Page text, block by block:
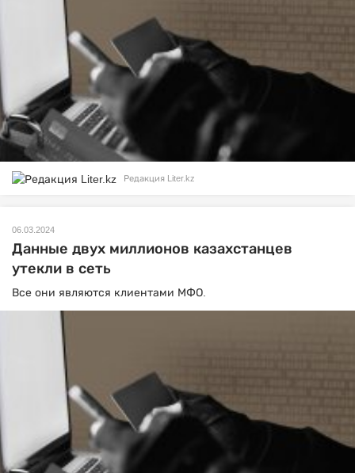
Редакция Liter.kz
06.03.2024
Данные двух миллионов казахстанцев
утекли в сеть
Все они являются клиентами МФО.